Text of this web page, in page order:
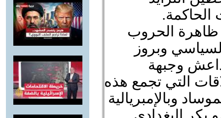
الحاكمة.
ظاهرة الحروب
وبروز
وجبهة
التي تجمع هذه
وبالإمبريالية